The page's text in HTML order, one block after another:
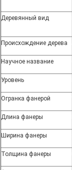
Деревянный вид
Происхождение дерева
Научное название
Уровень
Огранка фанерой
Длина фанеры
Ширина фанеры
Толщина фанеры